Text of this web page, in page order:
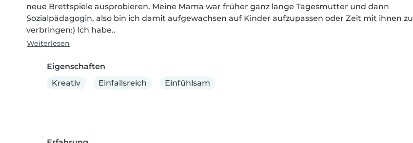
neue Brettspiele ausprobieren. Meine Mama war früher ganz lange Tagesmutter und dann
Sozialpädagogin, also bin ich damit aufgewachsen auf Kinder aufzupassen oder Zeit mit ihnen zu
verbringen:) Ich habe..
Weiterlesen
Eigenschaften
Kreativ
Einfallsreich Einfühlsam